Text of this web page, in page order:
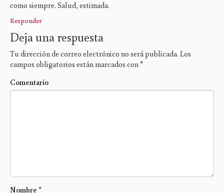
como siempre. Salud, estimada.
Responder
Deja una respuesta
Tu dirección de correo electrónico no será publicada. Los
campos obligatorios están marcados con *
Comentario
Nombre *